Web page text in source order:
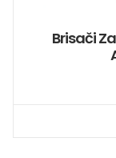
Brisači